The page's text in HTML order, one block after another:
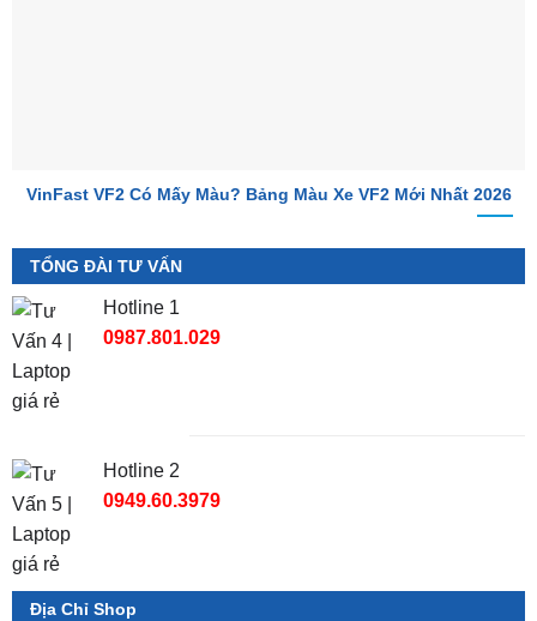
VinFast VF2 Có Mấy Màu? Bảng Màu Xe VF2 Mới Nhất 2026
TỔNG ĐÀI TƯ VẤN
Hotline 1
0987.801.029
Hotline 2
0949.60.3979
Địa Chỉ Shop